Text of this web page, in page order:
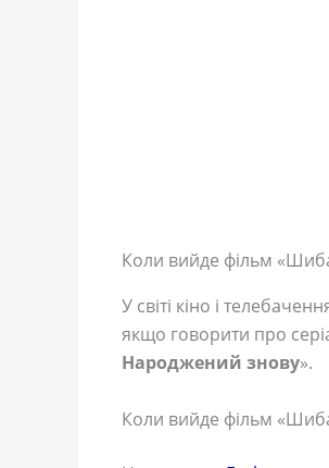
Коли вийде фільм
У світі кіно і
якщо говорити про
Народжений знову».
Коли вийде фільм